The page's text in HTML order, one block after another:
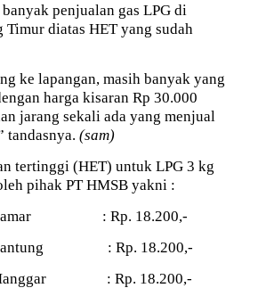
penjualan gas LPG di
diatas HET yang sudah
ke lapangan, masih banyak yang
harga kisaran Rp 30.000
jarang sekali ada yang menjual
tandasnya. (sam)
tertinggi (HET) untuk LPG 3 kg
pihak PT HMSB yakni :
: Rp. 18.200,-
: Rp. 18.200,-
: Rp. 18.200,-